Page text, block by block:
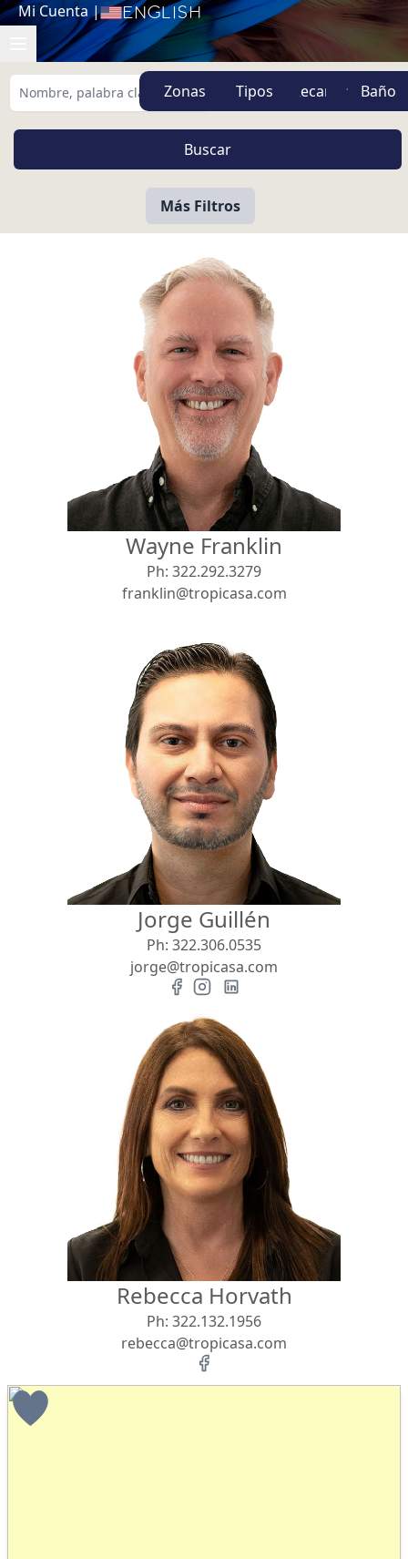
Mi Cuenta | English
Zonas Tipos
Más Filtros
Vista
Pie de Playa Buscar usando:
USD MXN
Menor Precio Primero
Wayne Franklin
Ph: 322.292.3279
franklin@tropicasa.com
Jorge Guillén
Ph: 322.306.0535
jorge@tropicasa.com
Rebecca Horvath
Ph: 322.132.1956
rebecca@tropicasa.com